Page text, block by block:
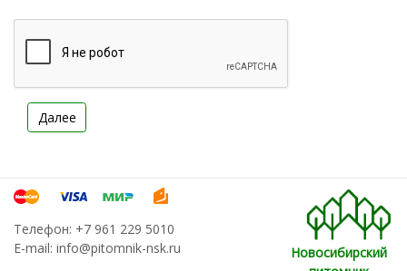
Телефон: +7 961 229 5010
E-mail: info@pitomnik-nsk.ru
Новосибирский